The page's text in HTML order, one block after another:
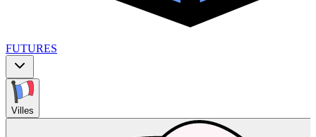
FUTURES
Villes